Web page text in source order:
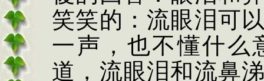
笑笑的：流眼泪可
一声，也不懂什么
道，流眼泪和流鼻